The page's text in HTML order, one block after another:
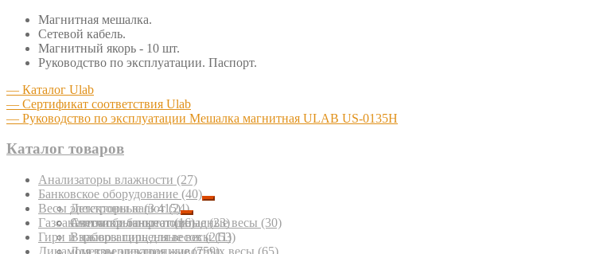
Магнитная мешалка.
Сетевой кабель.
Магнитный якорь - 10 шт.
Руководство по эксплуатации. Паспорт.
— Каталог Ulab
— Сертификат соответствия Ulab
— Руководство по эксплуатации Мешалка магнитная ULAB US-0135H
Каталог товаров
Анализаторы влажности (27)
Банковское оборудование (40)
Детекторы валют(24)
Счетчики банкнот(16)
Весы электронные(3 415)
Автомобильные подкладные весы (30)
Взрывозащищенные весы(53)
Для взвешивания животных весы (65)
Газоанализаторы портативные(23)
Гири и наборы гирь для весов(211)
Динамометры электронные(759)